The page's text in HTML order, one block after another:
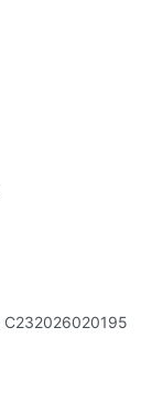
C232026020195